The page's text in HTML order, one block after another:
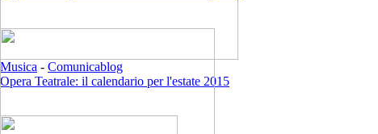
Musica - Comunicablog
Opera Teatrale: il calendario per l'estate 2015